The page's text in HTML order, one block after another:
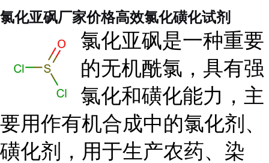
氯化亚砜厂家价格高效氯化磺化试剂
氯化亚砜是一种重要
的无机酰氯，具有强
氯化和磺化能力，主
要用作有机合成中的氯化剂、
磺化剂，用于生产农药、染